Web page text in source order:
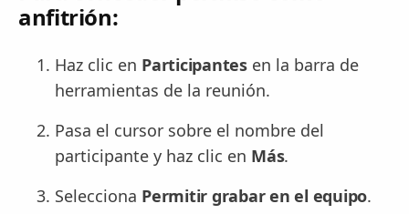
anfitrión:
Haz clic en Participantes en la barra de
herramientas de la reunión.
Pasa el cursor sobre el nombre del
participante y haz clic en Más.
Selecciona Permitir grabar en el equipo.